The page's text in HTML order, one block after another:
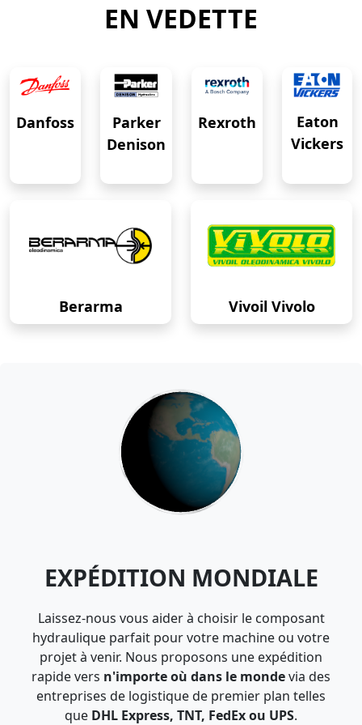
EN VEDETTE
Danfoss
Parker
Denison
Rexroth
Eaton
Vickers
Berarma Vivoil Vivolo
EXPÉDITION MONDIALE
Laissez-nous vous aider à choisir le composant
hydraulique parfait pour votre machine ou votre
projet à venir. Nous proposons une expédition
rapide vers n'importe où dans le mondevia des
entreprises de logistique de premier plan telles
que DHL Express, TNT, FedEx ou UPS.